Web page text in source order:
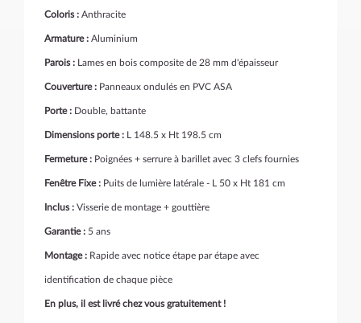
Coloris : Anthracite
Armature : Aluminium
Parois : Lames en bois composite de 28 mm d'épaisseur
Couverture : Panneaux ondulés en PVC ASA
Porte : Double, battante
Dimensions porte : L 148.5 x Ht 198.5 cm
Fermeture : Poignées + serrure à barillet avec 3 clefs fournies
Fenêtre Fixe : Puits de lumière latérale - L 50 x Ht 181 cm
Inclus : Visserie de montage + gouttière
Garantie : 5 ans
Montage : Rapide avec notice étape par étape avec
identification de chaque pièce
En plus, il est livré chez vous gratuitement !